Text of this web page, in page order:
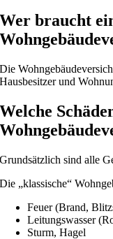
Wer braucht
Die
Hausbesitzer und
Welche
Grundsätzlich sind alle
Die „klassische“
Feuer (Brand,
Leitungswasser
Sturm, Hagel